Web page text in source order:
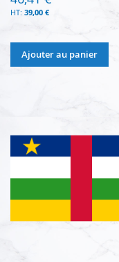
39,00 €
Ajouter au panier